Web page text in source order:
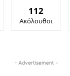
112
Ακόλουθοι
- Advertisement -